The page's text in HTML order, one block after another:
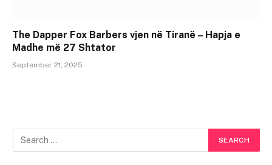
The Dapper Fox Barbers vjen në Tiranë – Hapja e
Madhe më 27 Shtator
September 21, 2025